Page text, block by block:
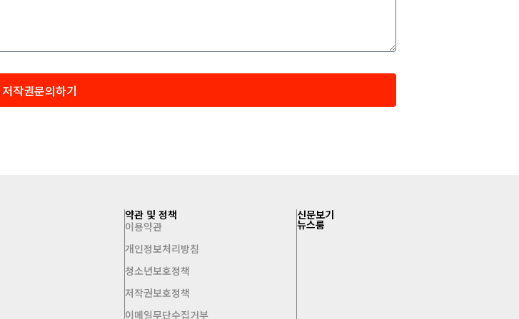
저작권문의하기
약관 및 정책
이용약관
개인정보처리방침
청소년보호정책
저작권보호정책
이메일무단수집거부
신문보기
뉴스룸